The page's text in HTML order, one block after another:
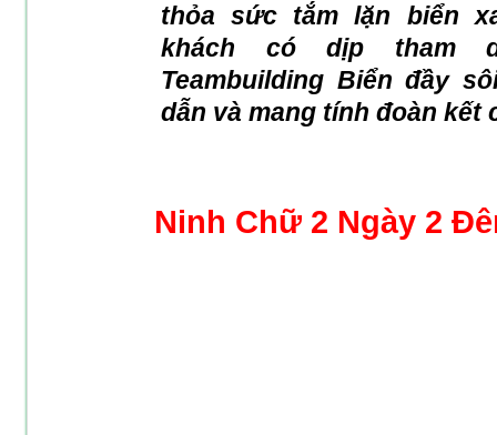
thỏa sức tắm lặn biển
khách có dịp tham
Teambuilding Biển đầy
dẫn và mang tính đoàn kết
Ninh Chữ 2 Ngày 2